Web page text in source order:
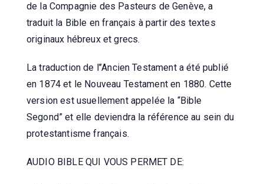
de la Compagnie des Pasteurs de Genève, a
traduit la Bible en français à partir des textes
originaux hébreux et grecs.
La traduction de l’’Ancien Testament a été publié
en 1874 et le Nouveau Testament en 1880. Cette
version est usuellement appelée la “Bible
Segond” et elle deviendra la référence au sein du
protestantisme français.
AUDIO BIBLE QUI VOUS PERMET DE: